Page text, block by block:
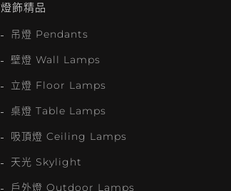
燈飾精品
吊燈 Pendants
壁燈 Wall Lamps
立燈 Floor Lamps
桌燈 Table Lamps
吸頂燈 Ceiling Lamps
天光 Skylight
戶外燈 Outdoor Lamps